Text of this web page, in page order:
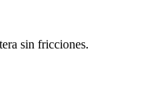
sin fricciones.